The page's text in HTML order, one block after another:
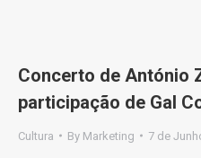
Concerto de António
participação de Gal
Cultura By Marketing 7 de